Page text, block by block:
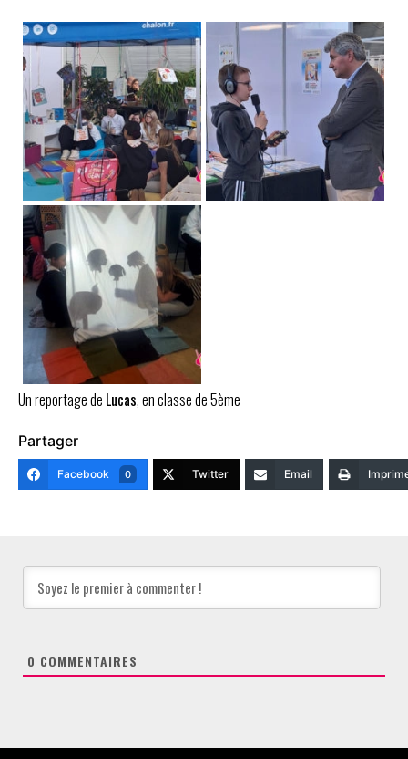
Un reportage de Lucas, en classe de 5ème
Partager
Facebook 0 Twitter Email
0 COMMENTAIRES